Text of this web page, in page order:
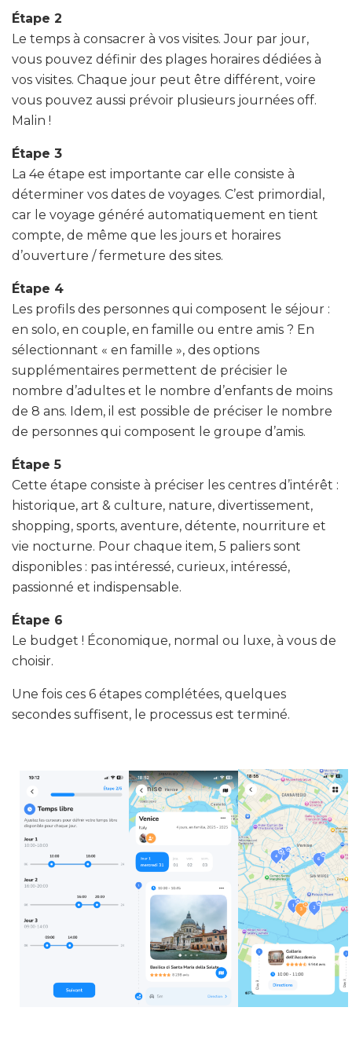
Étape 2
Le temps à consacrer à vos visites. Jour par jour,
vous pouvez définir des plages horaires dédiées à
vos visites. Chaque jour peut être différent, voire
vous pouvez aussi prévoir plusieurs journées off.
Malin !
Étape 3
La 4e étape est importante car elle consiste à
déterminer vos dates de voyages. C’est primordial,
car le voyage généré automatiquement en tient
compte, de même que les jours et horaires
d’ouverture / fermeture des sites.
Étape 4
Les profils des personnes qui composent le séjour :
en solo, en couple, en famille ou entre amis ? En
sélectionnant « en famille », des options
supplémentaires permettent de précisier le
nombre d’adultes et le nombre d’enfants de moins
de 8 ans. Idem, il est possible de préciser le nombre
de personnes qui composent le groupe d’amis.
Étape 5
Cette étape consiste à préciser les centres d’intérêt :
historique, art & culture, nature, divertissement,
shopping, sports, aventure, détente, nourriture et
vie nocturne. Pour chaque item, 5 paliers sont
disponibles : pas intéressé, curieux, intéressé,
passionné et indispensable.
Étape 6
Le budget ! Économique, normal ou luxe, à vous de
choisir.
Une fois ces 6 étapes complétées, quelques
secondes suffisent, le processus est terminé.